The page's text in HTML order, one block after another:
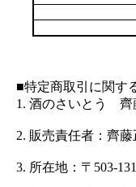
■特定商取引に関す
1. 酒のさいとう 齊
2. 販売責任者：齊藤
3. 所在地：〒503-